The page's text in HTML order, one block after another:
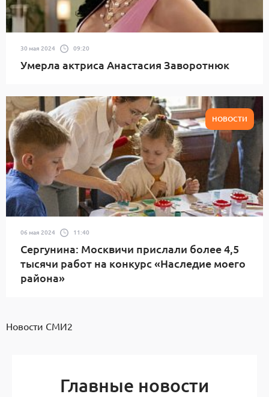
30 мая 2024 09:20
Умерла актриса Анастасия Заворотнюк
НОВОСТИ
06 мая 2024 11:40
Сергунина: Москвичи прислали более 4,5
тысячи работ на конкурс «Наследие моего
района»
Новости СМИ2
Главные новости